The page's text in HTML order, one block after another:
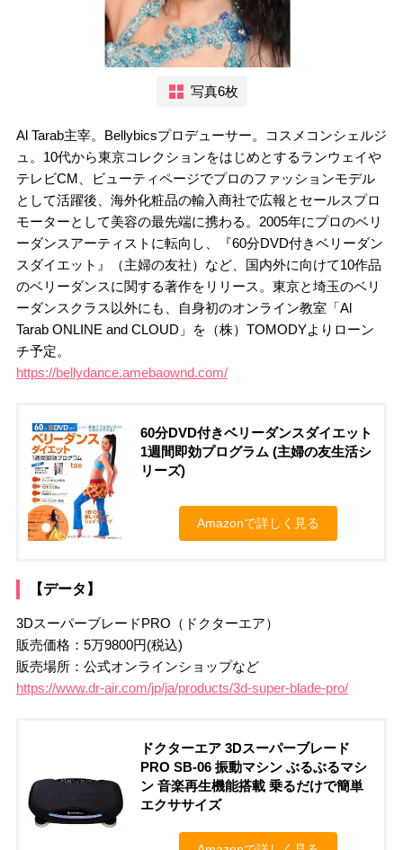
写真6枚
Al Tarab主宰。Bellybicsプロデューサー。コスメコンシェルジ
ュ。10代から東京コレクションをはじめとするランウェイや
テレビCM、ビューティページでプロのファッションモデル
として活躍後、海外化粧品の輸入商社で広報とセールスプロ
モーターとして美容の最先端に携わる。2005年にプロのベリ
ーダンスアーティストに転向し、『60分DVD付きベリーダン
スダイエット』（主婦の友社）など、国内外に向けて10作品
のベリーダンスに関する著作をリリース。東京と埼玉のベリ
ーダンスクラス以外にも、自身初のオンライン教室「Al
Tarab ONLINE and CLOUD」を（株）TOMODYよりローン
チ予定。
https://bellydance.amebaownd.com/
60分DVD付きベリーダンスダイエット
1週間即効プログラム (主婦の友生活シ
リーズ)
Amazonで詳しく見る
【データ】
3DスーパーブレードPRO（ドクターエア）
販売価格：5万9800円(税込)
販売場所：公式オンラインショップなど
https://www.dr-air.com/jp/ja/products/3d-super-blade-pro/
ドクターエア 3Dスーパーブレード
PRO SB-06 振動マシン ぶるぶるマシ
ン 音楽再生機能搭載 乗るだけで簡単
エクササイズ